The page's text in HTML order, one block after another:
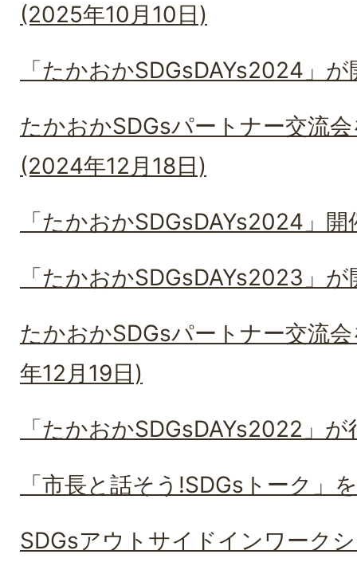
(2025年10月10日)
「たかおかSDGsDAYs2024」
たかおかSDGsパートナー交流
(2024年12月18日)
「たかおかSDGsDAYs2024」開
「たかおかSDGsDAYs2023」
たかおかSDGsパートナー交流
年12月19日)
「たかおかSDGsDAYs2022」
「市長と話そう!SDGsトーク」
SDGsアウトサイドインワーク